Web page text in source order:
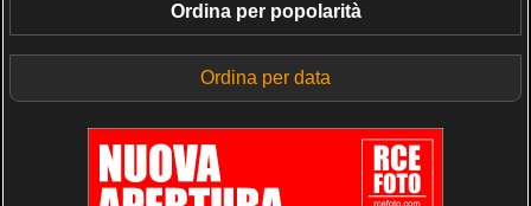
Ordina per popolarità
Ordina per data